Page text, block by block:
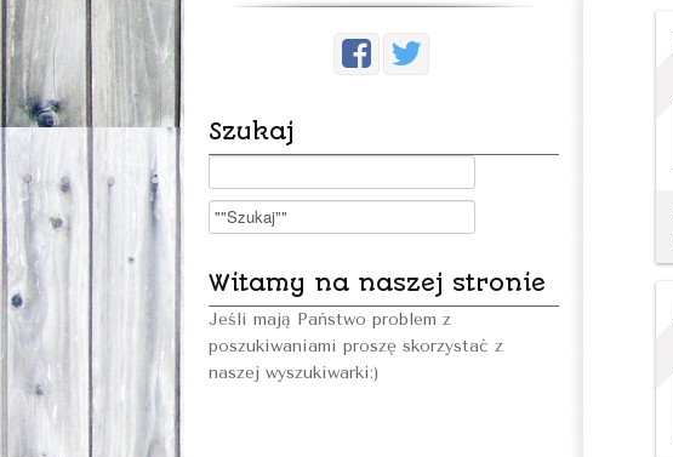
Szukaj
Witamy na naszej stronie
Jeśli mają Państwo problem z
poszukiwaniami proszę skorzystać z
naszej wyszukiwarki:)